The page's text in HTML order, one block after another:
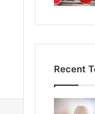
Recent